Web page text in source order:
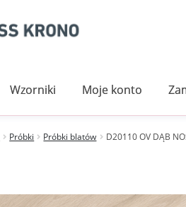
Wzorniki Moje konto
Próbki Próbki blatów D20110 OV DĄB